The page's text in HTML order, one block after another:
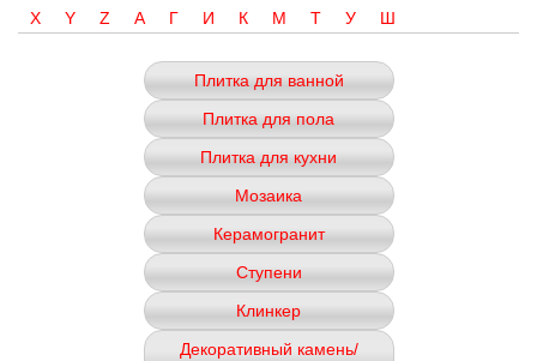
X
Y Z А Г И К М Т У Ш
Плитка для ванной
Плитка для пола
Плитка для кухни
Мозаика
Керамогранит
Ступени
Клинкер
Декоративный камень/